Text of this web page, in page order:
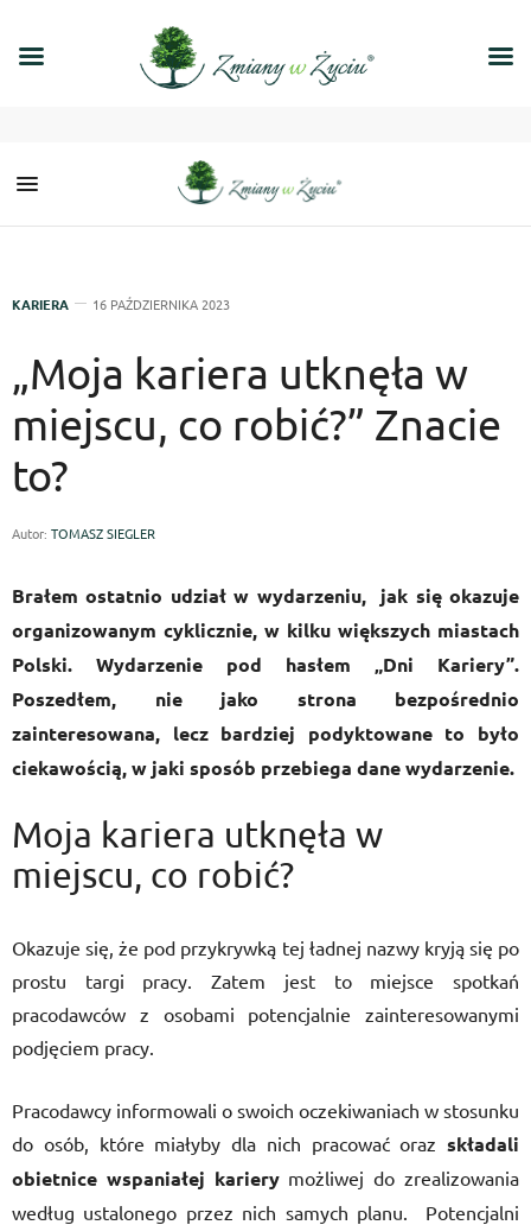
KARIERA 16 PAŹDZIERNIKA 2023
„Moja kariera utknęła w
miejscu, co robić?” Znacie
to?
Autor: TOMASZ SIEGLER
Brałem ostatnio udział w wydarzeniu, jak się okazuje
organizowanym cyklicznie, w kilku większych miastach
Polski. Wydarzenie pod hasłem „Dni Kariery”.
Poszedłem, nie jako strona bezpośrednio
zainteresowana, lecz bardziej podyktowane to było
ciekawością, w jaki sposób przebiega dane wydarzenie.
Moja kariera utknęła w
miejscu, co robić?
Okazuje się, że pod przykrywką tej ładnej nazwy kryją się po
prostu targi pracy. Zatem jest to miejsce spotkań
pracodawców z osobami potencjalnie zainteresowanymi
podjęciem pracy.
Pracodawcy informowali o swoich oczekiwaniach w stosunku
do osób, które miałyby dla nich pracować oraz składali
obietnice wspaniałej karierymożliwej do zrealizowania
według ustalonego przez nich samych planu. Potencjalni